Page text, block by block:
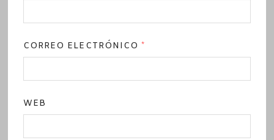
CORREO ELECTRÓNICO*
WEB